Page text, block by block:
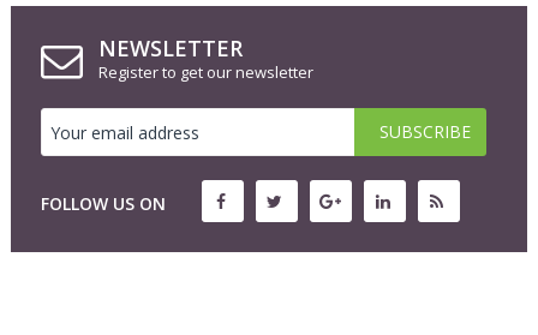
NEWSLETTER
Register to get our newsletter
FOLLOW US ON